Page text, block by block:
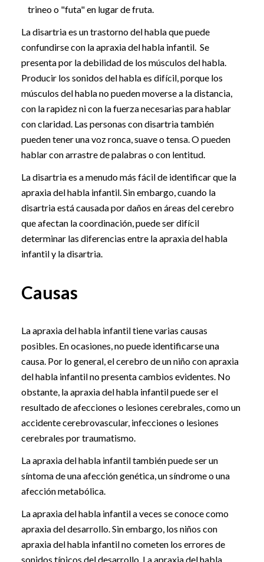
trineo o "futa" en lugar de fruta.
La disartria es un trastorno del habla que puede
confundirse con la apraxia del habla infantil. Se
presenta por la debilidad de los músculos del habla.
Producir los sonidos del habla es difícil, porque los
músculos del habla no pueden moverse a la distancia,
con la rapidez ni con la fuerza necesarias para hablar
con claridad. Las personas con disartria también
pueden tener una voz ronca, suave o tensa. O pueden
hablar con arrastre de palabras o con lentitud.
La disartria es a menudo más fácil de identificar que la
apraxia del habla infantil. Sin embargo, cuando la
disartria está causada por daños en áreas del cerebro
que afectan la coordinación, puede ser difícil
determinar las diferencias entre la apraxia del habla
infantil y la disartria.
Causas
La apraxia del habla infantil tiene varias causas
posibles. En ocasiones, no puede identificarse una
causa. Por lo general, el cerebro de un niño con apraxia
del habla infantil no presenta cambios evidentes. No
obstante, la apraxia del habla infantil puede ser el
resultado de afecciones o lesiones cerebrales, como un
accidente cerebrovascular, infecciones o lesiones
cerebrales por traumatismo.
La apraxia del habla infantil también puede ser un
síntoma de una afección genética, un síndrome o una
afección metabólica.
La apraxia del habla infantil a veces se conoce como
apraxia del desarrollo. Sin embargo, los niños con
apraxia del habla infantil no cometen los errores de
sonidos típicos del desarrollo. La apraxia del habla